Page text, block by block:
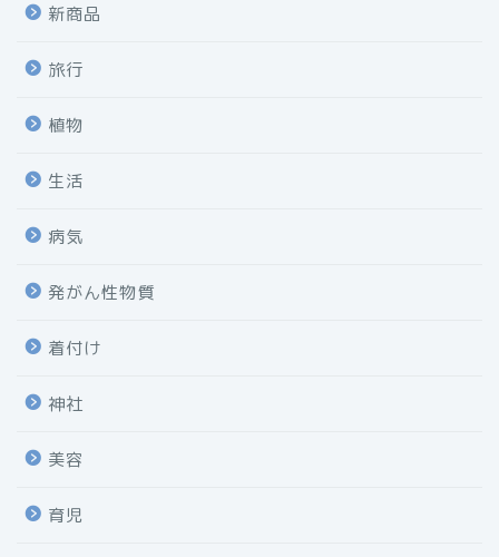
新商品
旅行
植物
生活
病気
発がん性物質
着付け
神社
美容
育児